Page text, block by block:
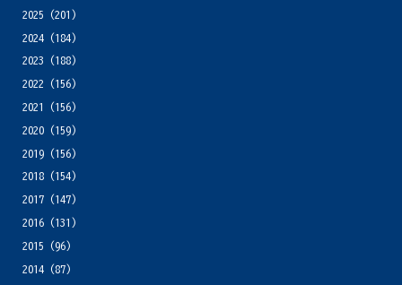
2025 (201)
2024(184)
2023 (188)
2022 (156)
2021
(156)
2020(159)
2019(156)
2018(154)
2017(147)
2016(131)
2015 (96)
2014(87)